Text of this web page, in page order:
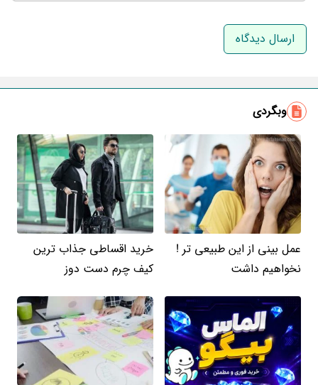
نام و نام خانوادگی
وبگردی
عمل بینی از این طبیعی تر !
نخواهیم داشت
خرید اقساطی جذاب ترین
کیف چرم دست دوز